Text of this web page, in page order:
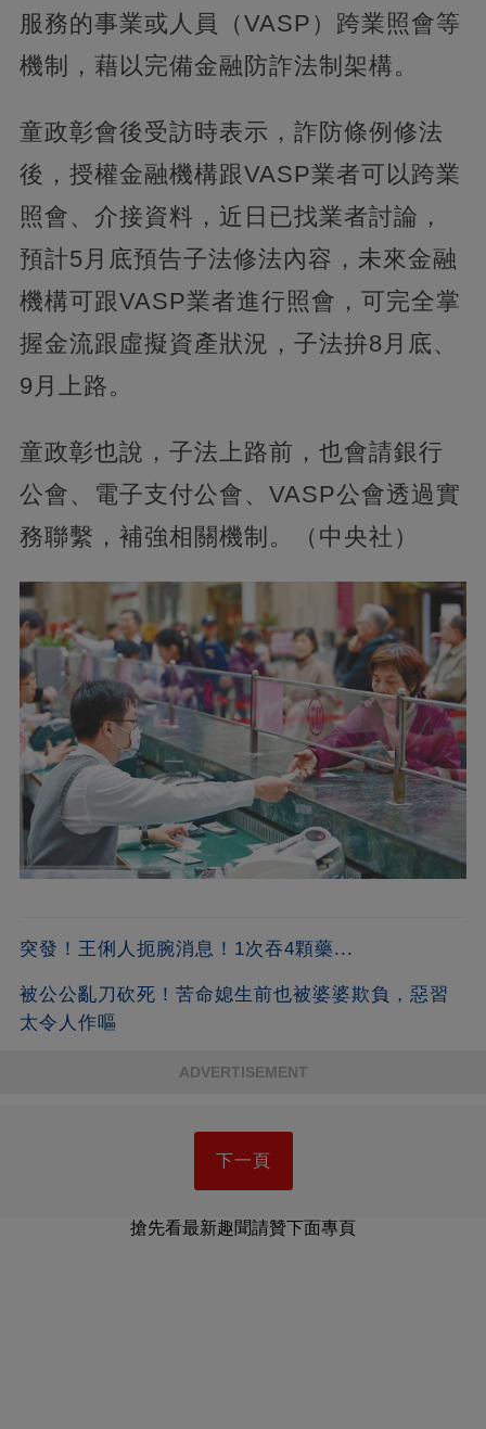
服務的事業或人員（VASP）跨業照會等
機制，藉以完備金融防詐法制架構。
童政彰會後受訪時表示，詐防條例修法
後，授權金融機構跟VASP業者可以跨業
照會、介接資料，近日已找業者討論，
預計5月底預告子法修法內容，未來金融
機構可跟VASP業者進行照會，可完全掌
握金流跟虛擬資產狀況，子法拚8月底、
9月上路。
童政彰也說，子法上路前，也會請銀行
公會、電子支付公會、VASP公會透過實
務聯繫，補強相關機制。（中央社）
突發！王俐人扼腕消息！1次吞4顆藥...
被公公亂刀砍死！苦命媳生前也被婆婆欺負，惡習
太令人作嘔
ADVERTISEMENT
下一頁
搶先看最新趣聞請贊下面專頁